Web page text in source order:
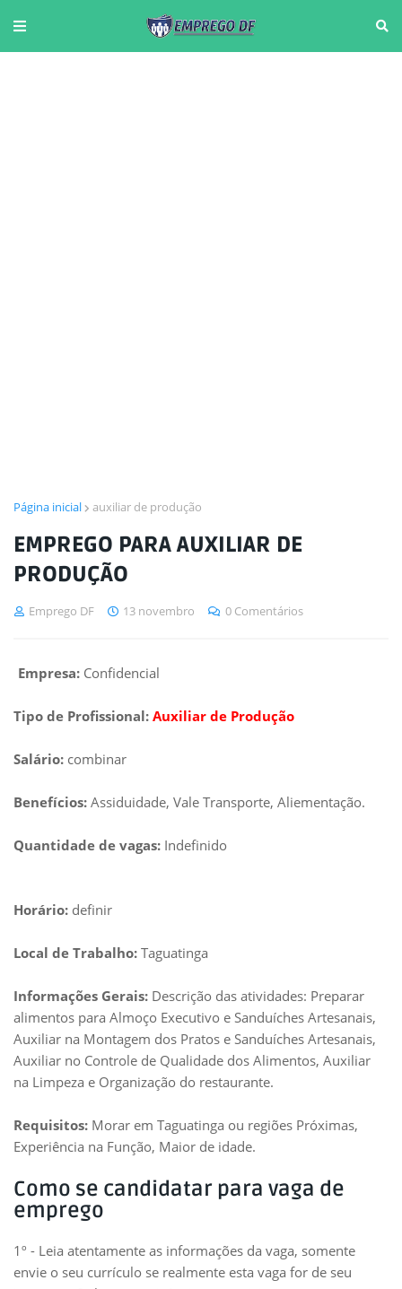
Página inicial auxiliar de produção
EMPREGO PARA AUXILIAR DE
PRODUÇÃO
Emprego DF 13 novembro 0 Comentários
Empresa: Confidencial
Tipo de Profissional: Auxiliar de Produção
Salário: combinar
Benefícios: Assiduidade, Vale Transporte, Aliementação.
Quantidade de vagas: Indefinido
Horário: definir
Local de Trabalho: Taguatinga
Informações Gerais: Descrição das atividades: Preparar
alimentos para Almoço Executivo e Sanduíches Artesanais,
Auxiliar na Montagem dos Pratos e Sanduíches Artesanais,
Auxiliar no Controle de Qualidade dos Alimentos, Auxiliar
na Limpeza e Organização do restaurante.
Requisitos: Morar em Taguatinga ou regiões Próximas,
Experiência na Função, Maior de idade.
Como se candidatar para vaga de
emprego
1º - Leia atentamente as informações da vaga, somente
envie o seu currículo se realmente esta vaga for de seu